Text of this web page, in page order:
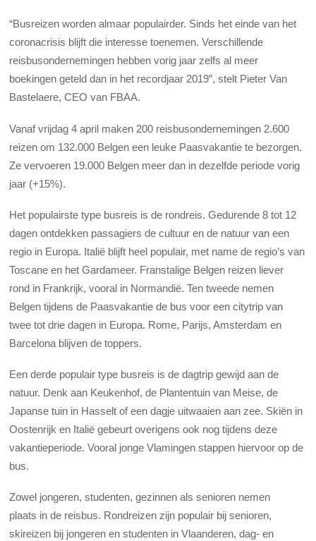
“Busreizen worden almaar populairder. Sinds het einde van het
coronacrisis blijft die interesse toenemen. Verschillende
reisbusondernemingen hebben vorig jaar zelfs al meer
boekingen geteld dan in het recordjaar 2019”, stelt Pieter Van
Bastelaere, CEO van FBAA.
Vanaf vrijdag 4 april maken 200 reisbusondernemingen 2.600
reizen om 132.000 Belgen een leuke Paasvakantie te bezorgen.
Ze vervoeren 19.000 Belgen meer dan in dezelfde periode vorig
jaar (+15%).
Het populairste type busreis is de rondreis. Gedurende 8 tot 12
dagen ontdekken passagiers de cultuur en de natuur van een
regio in Europa. Italië blijft heel populair, met name de regio’s van
Toscane en het Gardameer. Franstalige Belgen reizen liever
rond in Frankrijk, vooral in Normandië. Ten tweede nemen
Belgen tijdens de Paasvakantie de bus voor een citytrip van
twee tot drie dagen in Europa. Rome, Parijs, Amsterdam en
Barcelona blijven de toppers.
Een derde populair type busreis is de dagtrip gewijd aan de
natuur. Denk aan Keukenhof, de Plantentuin van Meise, de
Japanse tuin in Hasselt of een dagje uitwaaien aan zee. Skiën in
Oostenrijk en Italië gebeurt overigens ook nog tijdens deze
vakantieperiode. Vooral jonge Vlamingen stappen hiervoor op de
bus.
Zowel jongeren, studenten, gezinnen als senioren nemen
plaats in de reisbus. Rondreizen zijn populair bij senioren,
skireizen bij jongeren en studenten in Vlaanderen, dag- en